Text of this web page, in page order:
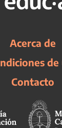
Acerca de
de
Contacto